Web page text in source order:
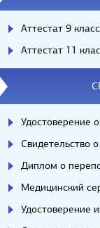
Аттестат 9
Аттестат 11
Удостоверение
Свидетельство
Диплом о
Медицинский
Удостоверение